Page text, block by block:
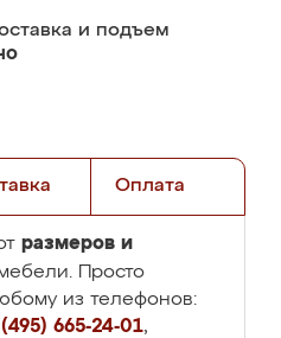
и подъем
Оплата
размеров и
Просто
из телефонов:
665-24-01,